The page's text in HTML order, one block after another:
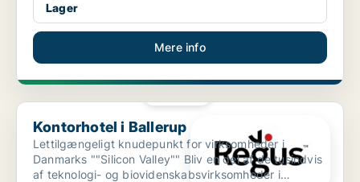
Lager
Mere info
Kontorhotel i Ballerup
Kontorhotel i Ballerup
Lettilgængeligt knudepunkt for virksomheder i
Danmarks ""Silicon Valley"" Bliv en del af de tusindvis
af teknologi- og biovidenskabsvirksomheder i